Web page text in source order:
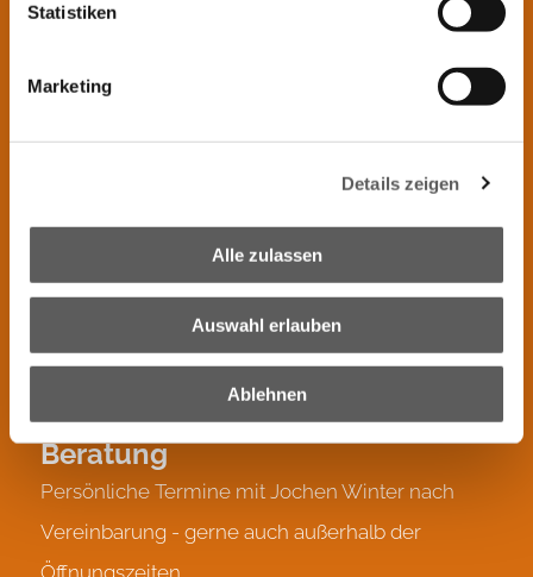
Statistiken
Marketing
Details zeigen
Alle zulassen
Auswahl erlauben
Ablehnen
8163 Fladnitz an der Teichalm
+43 3179 27 601 0
j.winter@tischlereiwinter.at
Beratung
Persönliche Termine mit Jochen Winter nach
Vereinbarung - gerne auch außerhalb der
Öffnungszeiten.